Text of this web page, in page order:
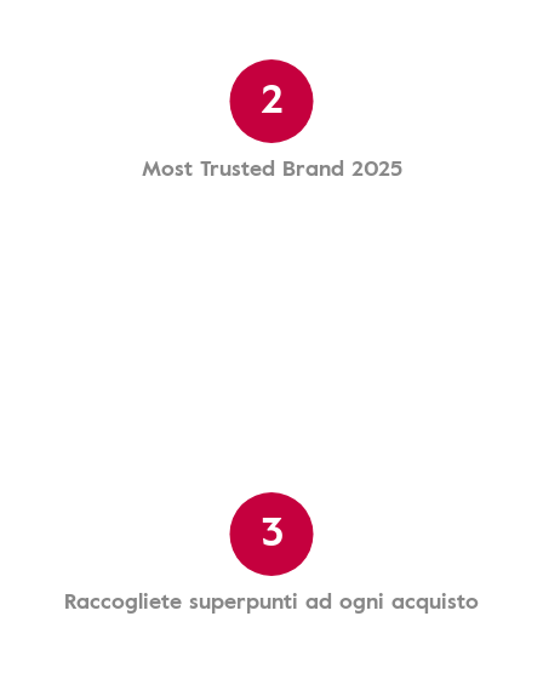
2
Most Trusted Brand 2025
3
Raccogliete superpunti ad ogni acquisto